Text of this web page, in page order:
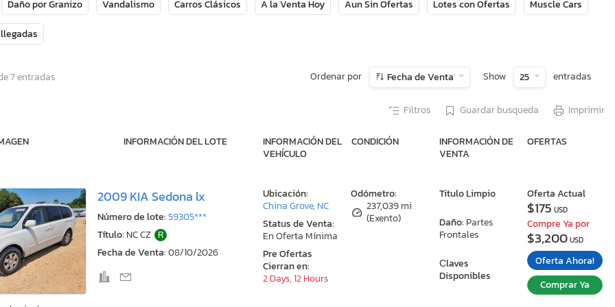
Daño por Granizo Vandalismo Carros Clásicos A la Venta Hoy Aun Sin Ofertas Lotes con Ofertas Muscle Cars
7 entradas Ordenar por Fecha de Venta Show 25 entradas
Filtros Guardar busqueda Imprimir
INFORMACIÓN DEL LOTE
INFORMACIÓN DEL
VEHÍCULO
CONDICIÓN
INFORMACIÓN DE
VENTA
OFERTAS
2009 KIA Sedona lx
Número de lote:59305***
Título: NC CZ R
Fecha de Venta:08/10/2026
Odómetro:
237,039 mi
(Exento)
Titulo Limpio
Daño: Partes
Frontales
Сlaves
Disponibles
Ubicación:
China Grove, NC
Status de Venta:
En Oferta Mínima
Pre Ofertas
Cierran en:
2 Days, 12 Hours
Oferta Actual
$175 USD
Compre Ya por
$3,200USD
Oferta Ahora!
Comprar Ya